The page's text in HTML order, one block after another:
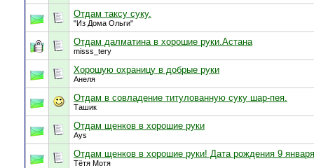
Отдам таксу суку.
"Из Дома Ольги"
Отдам далматина в хорошие руки.Астана
misss_tery
Хорошую охраницу в добрые руки
Анеля
Отдам в совладение титулованную суку шар-пея.
Ташик
Отдам щенков в хорошие руки
Ays
Отдам щенков в хорошие руки! Дата рождения 9
Тётя Мотя